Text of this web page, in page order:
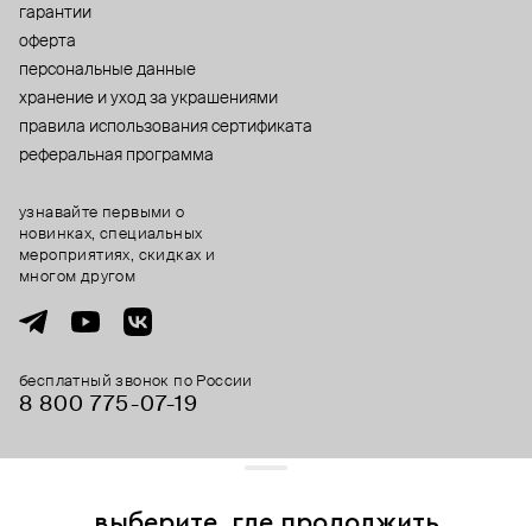
гарантии
оферта
персональные данные
хранение и уход за украшениями
правила использования сертификата
реферальная программа
бесплатный звонок по России
8 800 775⁠-07⁠-19
узнавайте первыми о
новинках, специальных
мероприятиях, скидках и
многом другом